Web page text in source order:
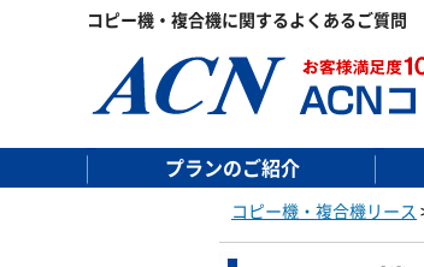
コピー機・複合機に関するよくあるご質問
プランのご紹介
コピー機・複合機リース